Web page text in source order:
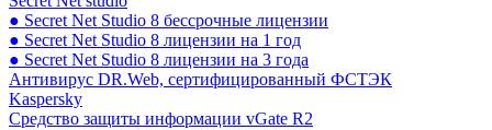
● Secret Net Studio 8 бессрочные лицензии
● Secret Net Studio 8 лицензии на 1 год
● Secret Net Studio 8 лицензии на 3 года
Антивирус DR.Web, сертифицированный ФСТЭК
Kaspersky
Средство защиты информации vGate R2